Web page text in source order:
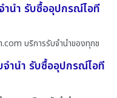
ำนำ รับซื้ออุปกรณ์ไอที
.com บริการรับจำนำของทุกช
จำนำ รับซื้ออุปกรณ์ไอที